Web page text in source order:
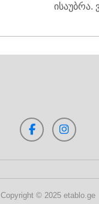
ისაუბრა.
Copyright © 2025 etablo.ge